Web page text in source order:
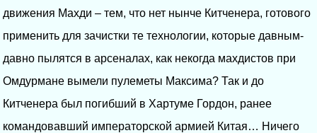
движения Махди – тем, что нет нынче Китченера, готового
применить для зачистки те технологии, которые давным-
давно пылятся в арсеналах, как некогда махдистов при
Омдурмане вымели пулеметы Максима? Так и до
Китченера был погибший в Хартуме Гордон, ранее
командовавший императорской армией Китая… Ничего